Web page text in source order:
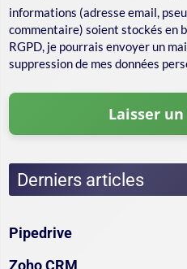
informations (adresse email,
commentaire) soient stockés en
RGPD, je pourrais envoyer un
suppression de mes données
Derniers articles
Pipedrive
Zoho CRM